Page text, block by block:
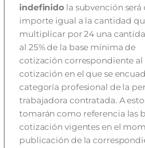
indefinido la subvención será
importe igual a la cantidad
multiplicar por 24 una
al 25% de la base mínima de
cotización correspondiente
cotización en el que se
categoría profesional de la
trabajadora contratada. A
tomarán como referencia las
cotización vigentes en el
publicación de la